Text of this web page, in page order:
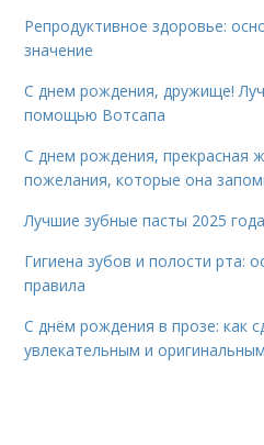
Репродуктивное здоровье:
значение
С днем рождения, дружище!
помощью Вотсапа
С днем рождения, прекрасная
пожелания, которые она
Лучшие зубные пасты 2025
Гигиена зубов и полости рта:
правила
С днём рождения в прозе: как
увлекательным и оригинальным